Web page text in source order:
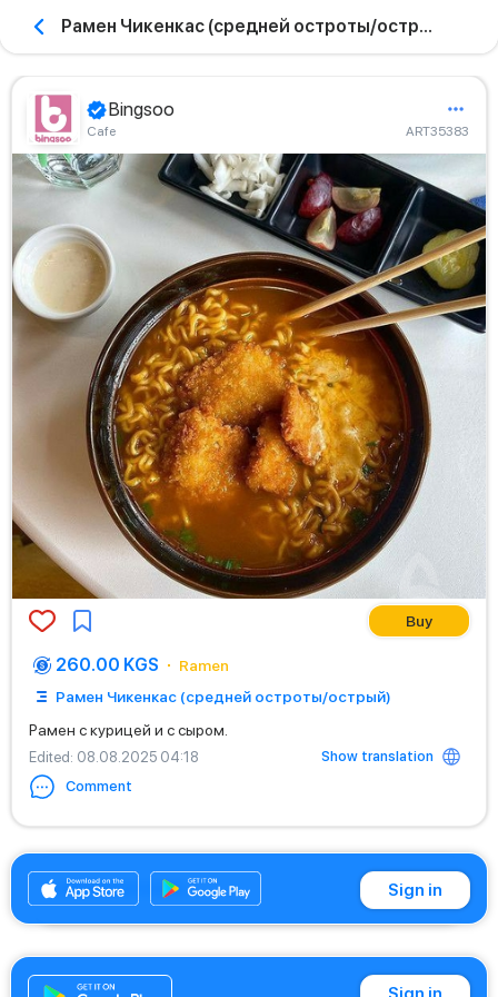
Рамен Чикенкас (средней остроты/острый)
Bingsoo
Сafe ART35383
Buy
260.00 KGS
Ramen
Рамен Чикенкас (средней остроты/острый)
Рамен с курицей и с сыром.
Edited: 08.08.2025 04:18
Show translation
Comment
+996501910900 Sign in